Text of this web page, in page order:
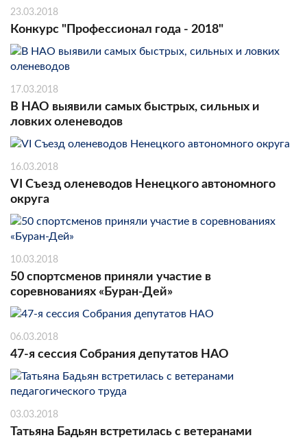
23.03.2018
Конкурс "Профессионал года - 2018"
17.03.2018
В НАО выявили самых быстрых, сильных и
ловких оленеводов
16.03.2018
VI Съезд оленеводов Ненецкого автономного
округа
10.03.2018
50 спортсменов приняли участие в
соревнованиях «Буран-Дей»
06.03.2018
47-я сессия Собрания депутатов НАО
03.03.2018
Татьяна Бадьян встретилась с ветеранами